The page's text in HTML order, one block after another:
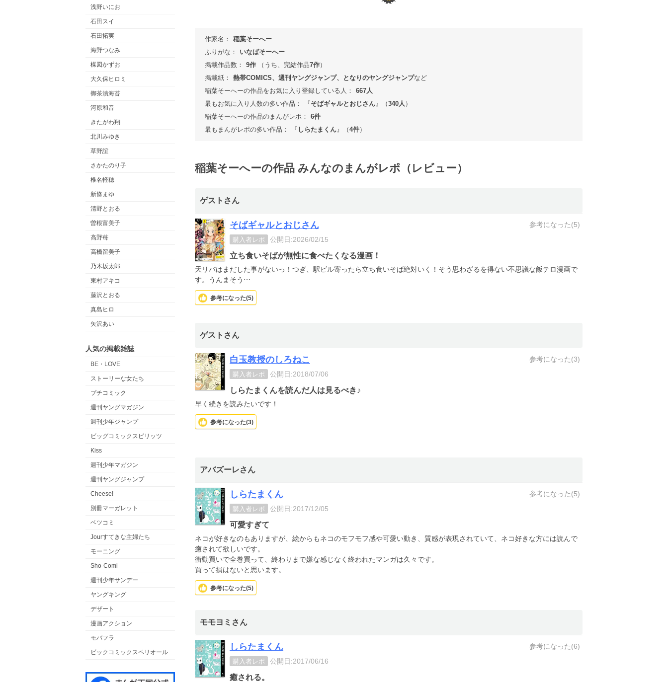
浅野いにお
石田スイ
石田拓実
海野つなみ
楳図かずお
大久保ヒロミ
御茶漬海苔
河原和音
きたがわ翔
北川みゆき
草野誼
さかたのり子
椎名軽穂
新條まゆ
清野とおる
曽根富美子
高野苺
高橋留美子
乃木坂太郎
東村アキコ
藤沢とおる
真島ヒロ
矢沢あい
人気の掲載雑誌
BE・LOVE
ストーリーな女たち
プチコミック
週刊ヤングマガジン
週刊少年ジャンプ
ビッグコミックスピリッツ
Kiss
週刊少年マガジン
週刊ヤングジャンプ
Cheese!
別冊マーガレット
ベツコミ
Jourすてきな主婦たち
モーニング
Sho-Comi
週刊少年サンデー
ヤングキング
デザート
漫画アクション
モバフラ
ビックコミックスペリオール
作家名：
稲葉そーへー
ふりがな：
いなばそーへー
掲載作品数：
9作 （うち、完結作品7作）
掲載紙：
熱帯COMICS、週刊ヤングジャンプ、となりのヤングジャンプなど
稲葉そーへーの作品をお気に入り登録している人：
667人
最もお気に入り人数の多い作品：
『そばギャルとおじさん 』（340人 ）
稲葉そーへーの作品のまんがレポ：
6件
最もまんがレポの多い作品：
『 しらたまくん 』（4件）
稲葉そーへーの作品 みんなのまんがレポ（レビュー）
ゲストさん
そばギャルとおじさん
購入者レポ 公開日:2026/02/15
立ち食いそばが無性に食べたくなる漫画！
参考になった(5)
天リバはまだした事がないっ！つぎ、駅ビル寄ったら立ち食いそば絶対いく！そう思わざるを得ない不思議な飯テロ漫画で
す。うんまそう⋯
参考になった(5)
ゲストさん
白玉教授のしろねこ
購入者レポ 公開日:2018/07/06
しらたまくんを読んだ人は見るべき♪
参考になった(3)
早く続きを読みたいです！
参考になった(3)
アバズーレさん
しらたまくん
購入者レポ 公開日:2017/12/05
可愛すぎて
参考になった(5)
ネコが好きなのもありますが、絵からもネコのモフモフ感や可愛い動き、質感が表現されていて、ネコ好きな方には読んで
癒されて欲しいです。
衝動買いで全巻買って、終わりまで嫌な感じなく終われたマンガは久々です。
買って損はないと思います。
参考になった(5)
モモヨミさん
しらたまくん
購入者レポ 公開日:2017/06/16
癒される。
参考になった(6)